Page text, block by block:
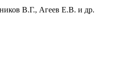
В.Г., Агеев Е.В. и др.